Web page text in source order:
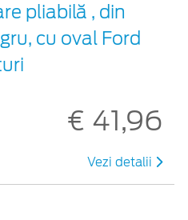
pliabilă , din
cu oval Ford
€ 41,96
Vezi detalii